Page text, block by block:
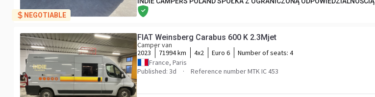
NEGOTIABLE
FIAT Weinsberg Carabus 600 K 2.3Mjet
Camper van
2023
71994 km 4x2 Euro 6 Number of seats: 4
France, Paris
Published: 3d
Reference number MTK IC 453